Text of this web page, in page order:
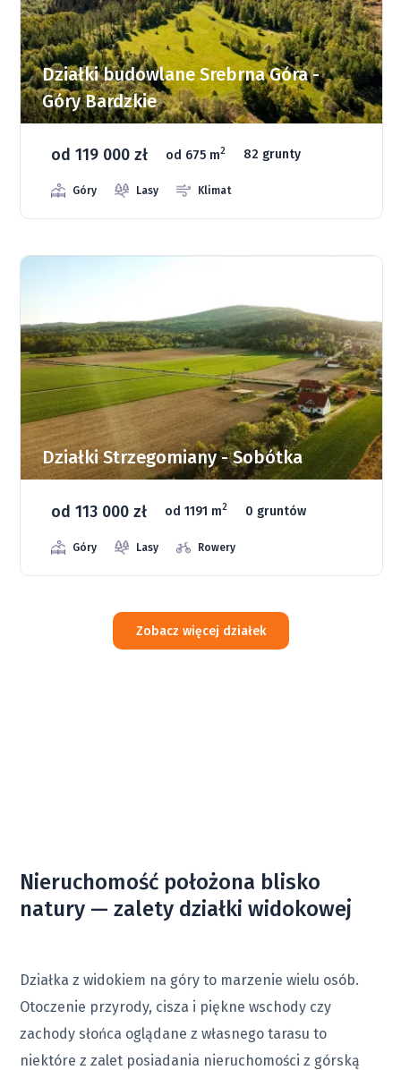
Działki budowlane Srebrna Góra -
Góry Bardzkie
od 119 000 zł od 675 m2 82 grunty
Góry Lasy Klimat
Działki Strzegomiany - Sobótka
od 113 000 zł od 1191 m2 0 gruntów
Góry Lasy Rowery
Zobacz więcej działek
Nieruchomość położona blisko
natury — zalety działki widokowej
Działka z widokiem na góry to marzenie wielu osób.
Otoczenie przyrody, cisza i piękne wschody czy
zachody słońca oglądane z własnego tarasu to
niektóre z zalet posiadania nieruchomości z górską